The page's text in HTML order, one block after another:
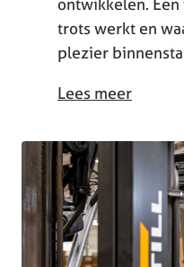
trots werkt en
plezier
Lees meer